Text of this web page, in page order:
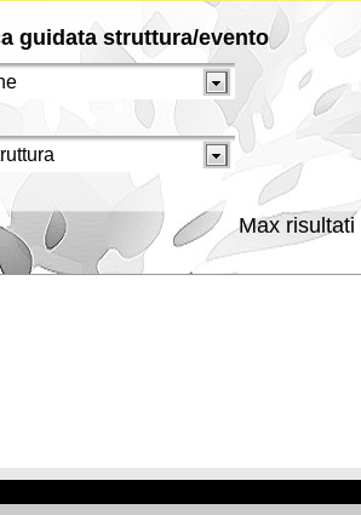
guidata struttura/evento
Max risultati